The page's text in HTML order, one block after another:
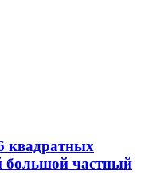
квадратных
большой частный